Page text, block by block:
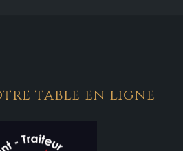
table en ligne